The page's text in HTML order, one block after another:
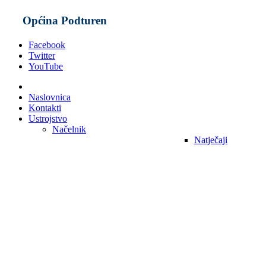
Općina Podturen
Facebook
Twitter
YouTube
Naslovnica
Kontakti
Ustrojstvo
Načelnik
Natječaji